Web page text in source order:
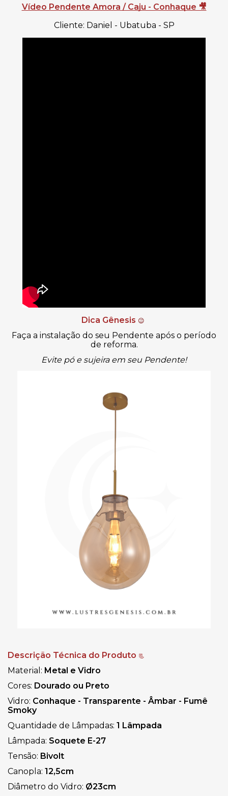
Vídeo Pendente Amora / Caju - Conhaque 🎥
Cliente: Daniel - Ubatuba - SP
Dica Gênesis 😉
Faça a instalação do seu Pendente após o período
de reforma.
Evite pó e sujeira em seu Pendente!
Descrição Técnica do Produto 📃
Material: Metal e Vidro
Cores: Dourado ou Preto
Vidro: Conhaque - Transparente - Âmbar - Fumê
Smoky
Quantidade de Lâmpadas: 1 Lâmpada
Lâmpada: Soquete E-27
Tensão: Bivolt
Canopla: 12,5cm
Diâmetro do Vidro: Ø23cm